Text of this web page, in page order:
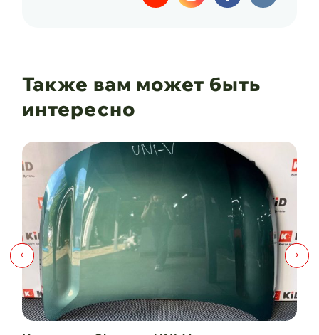
Также вам может быть
интересно